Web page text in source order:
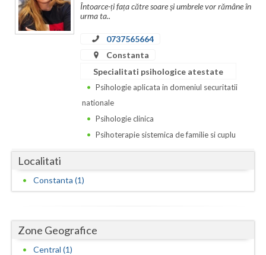
Calarasi
Caras-Severin
Dolj
Galati
Gorj
Harghita
Întoarce-ți fața către soare și umbrele vor rămâne în
urma ta..
0737565664
Constanta
Specialitati psihologice atestate
Psihologie aplicata in domeniul securitatii
nationale
Psihologie clinica
Psihoterapie sistemica de familie si cuplu
Localitati
Constanta (1)
Zone Geografice
Central (1)